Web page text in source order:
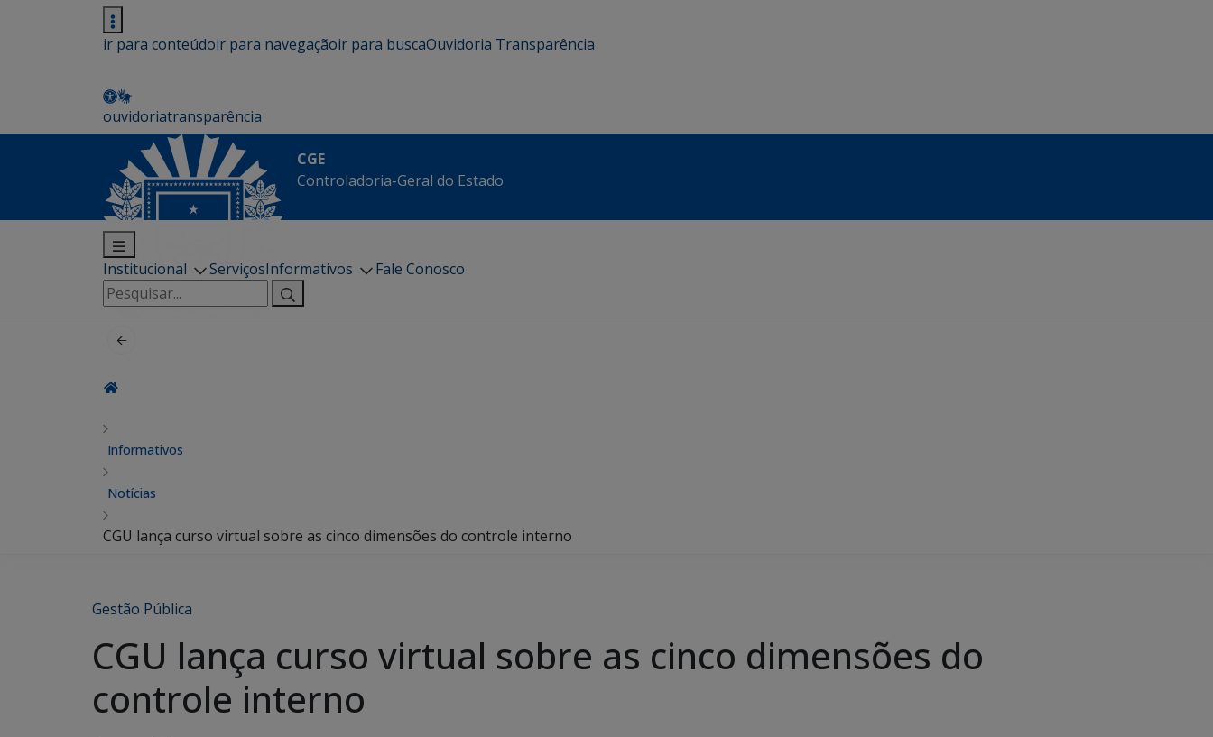
ir para conteúdoir para navegaçãoir para buscaOuvidoria Transparência
ouvidoriatransparência
CGE
Controladoria-Geral do Estado
Institucional ServiçosInformativos
Fale Conosco
Pesquisar
por:
Informativos
Notícias
CGU lança curso virtual sobre as cinco dimensões do controle interno
Gestão Pública
CGU lança curso virtual sobre as cinco dimensões do
controle interno